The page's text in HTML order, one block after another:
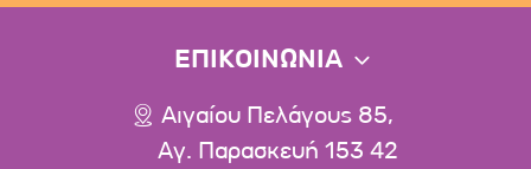
ΕΠΙΚΟΙΝΩΝΙΑ
Αιγαίου Πελάγους 85,
Αγ. Παρασκευή 153 42